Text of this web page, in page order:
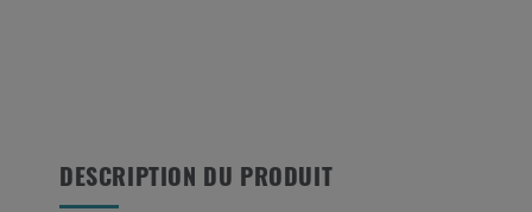
DESCRIPTION DU PRODUIT